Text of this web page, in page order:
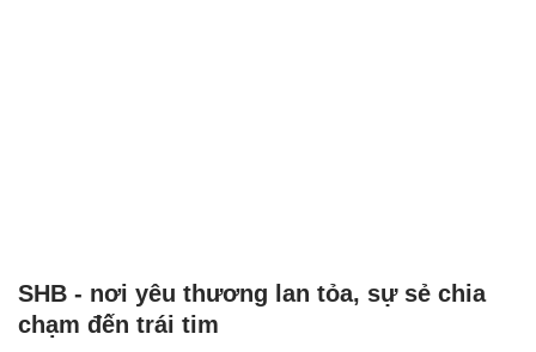
SHB - nơi yêu thương lan tỏa, sự sẻ chia
chạm đến trái tim